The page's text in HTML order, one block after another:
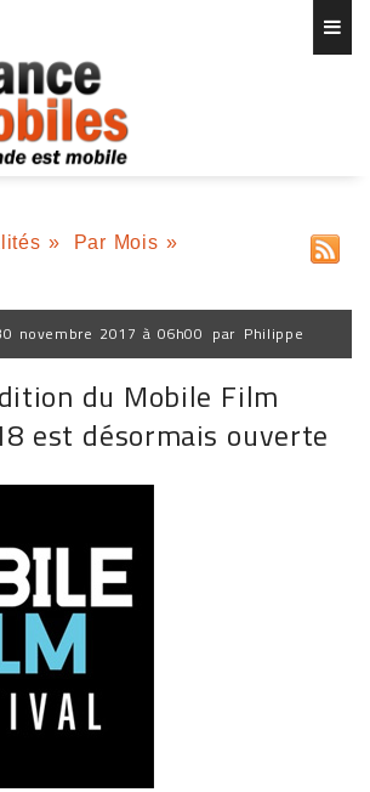
» Par Mois »
novembre 2017 à 06h00 par Philippe
du Mobile Film
est désormais ouverte